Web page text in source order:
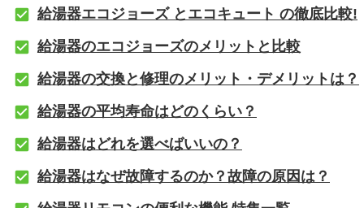
給湯器エコジョーズ とエコキュート の徹底比較!
給湯器のエコジョーズのメリットと比較
給湯器の交換と修理のメリット・デメリットは？
給湯器の平均寿命はどのくらい？
給湯器はどれを選べばいいの？
給湯器はなぜ故障するのか？故障の原因は？